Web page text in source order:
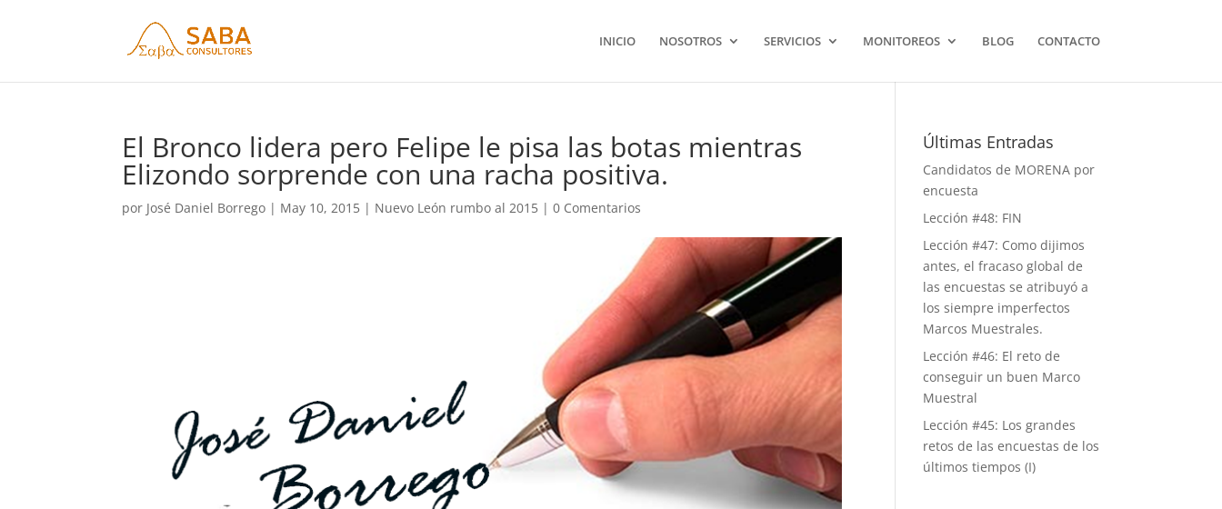
INICIO NOSOTROS SERVICIOS MONITOREOS BLOG CONTACTO
El Bronco lidera pero Felipe le pisa las botas mientras
Elizondo sorprende con una racha positiva.
por José Daniel Borrego | May 10, 2015 | Nuevo León rumbo al 2015 |0 Comentarios
Últimas Entradas
Candidatos de MORENA por
encuesta
Lección #48: FIN
Lección #47: Como dijimos
antes, el fracaso global de
las encuestas se atribuyó a
los siempre imperfectos
Marcos Muestrales.
Lección #46: El reto de
conseguir un buen Marco
Muestral
Lección #45: Los grandes
retos de las encuestas de los
últimos tiempos (I)